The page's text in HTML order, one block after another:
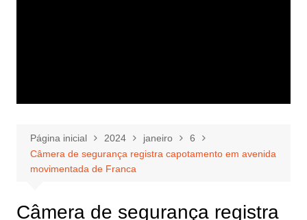
Página inicial 2024 janeiro
6
Câmera de segurança registra capotamento em avenida
movimentada de Franca
Câmera de segurança registra